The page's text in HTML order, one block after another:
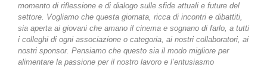
momento di riflessione e di dialogo sulle sfide attuali e future del
settore. Vogliamo che questa giornata, ricca di incontri e dibattiti,
sia aperta ai giovani che amano il cinema e sognano di farlo, a tutti
i colleghi di ogni associazione o categoria, ai nostri collaboratori, ai
nostri sponsor. Pensiamo che questo sia il modo migliore per
alimentare la passione per il nostro lavoro e l’entusiasmo